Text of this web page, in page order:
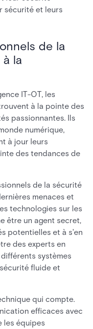
sécurité et leurs
de la
la
IT-OT, les
à la pointe des
passionnantes. Ils
numérique,
à jour leurs
des tendances de
de la sécurité
menaces et
technologies sur les
être un agent secret,
potentielles et à s'en
des experts en
systèmes
fluide et
qui compte.
efficaces avec
les équipes